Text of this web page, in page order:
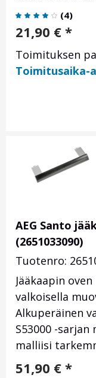
(4)
21,90 € *
Toimituksen
Toimitusaika-
AEG Santo
(2651033090)
Tuotenro:
Jääkaapin
valkoisella
Alkuperäinen
S53000 -
malliisi
51,90 € *